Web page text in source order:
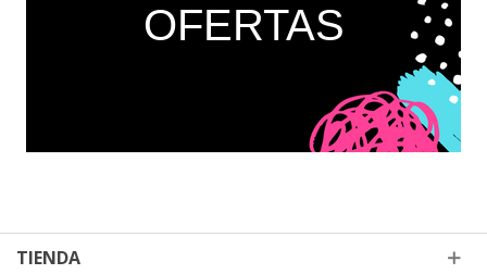
OFERTAS
TIENDA